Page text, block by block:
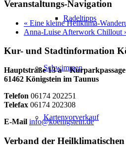
Radeltipps
Schwimmen
Kartenvorverkauf
Veranstaltungs-Navigation
« Eine kleine Heilklima-
Anna-Luise Afterwork Chillout
Kur- und Stadtinformation
Hauptstraße 13 a – Kurparkpassage
61462 Königstein im Taunus
Telefon 06174 202251
Telefax 06174 202308
E-Mail info@koenigstein.de
Verband der